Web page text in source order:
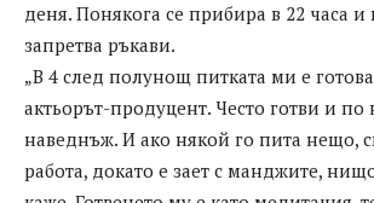
деня. Понякога се прибира в 22 часа и
запретва ръкави.
„В 4 след полунощ питката ми е
актьорът-продуцент. Често готви и по
наведнъж. И ако някой го пита нещо,
работа, докато е зает с манджите,